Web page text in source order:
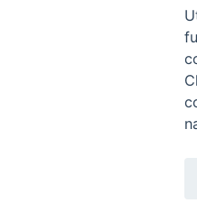
Vuoi condividere